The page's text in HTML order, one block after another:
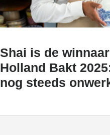
Shai is de
Holland Bakt
nog steeds